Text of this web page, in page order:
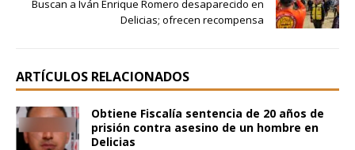
Buscan a Iván Enrique Romero desaparecido en
Delicias; ofrecen recompensa
ARTÍCULOS RELACIONADOS
Obtiene Fiscalía sentencia de 20 años de
prisión contra asesino de un hombre en
Delicias